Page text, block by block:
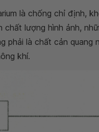
là chống chỉ định,
chất lượng hình ảnh,
phải là chất cản
khí.